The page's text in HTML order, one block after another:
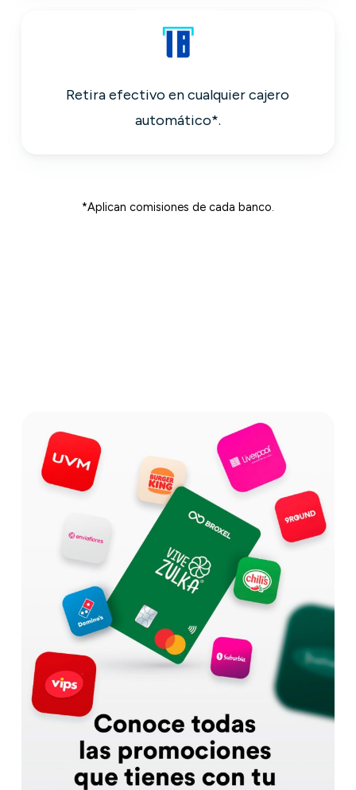
Retira efectivo en cualquier cajero
automático*.
*Aplican comisiones de cada banco.